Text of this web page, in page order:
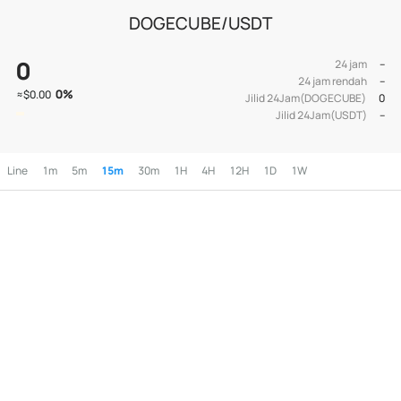
DOGECUBE/USDT
0
≈$0.00 0%
24 jam
--
24 jam rendah
--
Jilid 24Jam(DOGECUBE)
0
Jilid 24Jam(USDT)
--
Line 1m 5m 15m 30m 1H 4H 12H 1D 1W